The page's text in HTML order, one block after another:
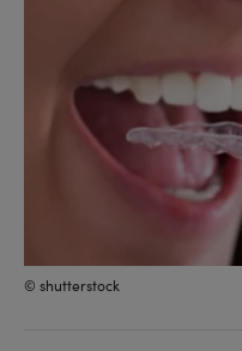
© shutterstock